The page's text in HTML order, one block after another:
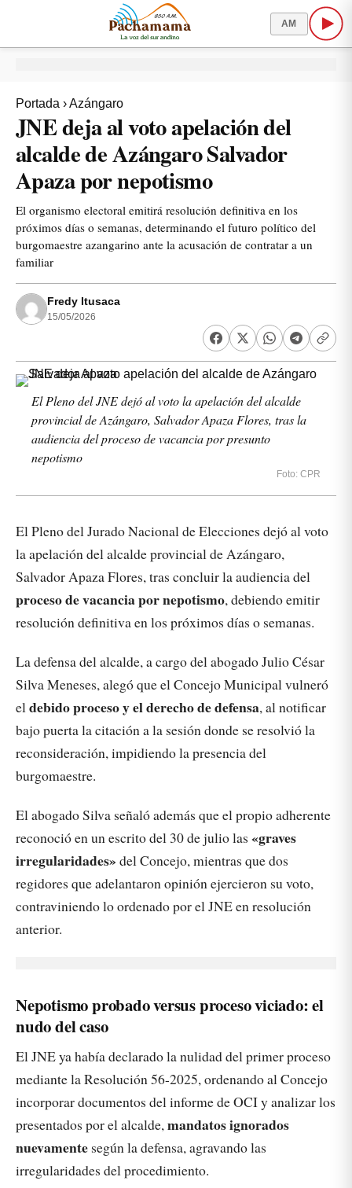
AM
Portada ›Azángaro
JNE deja al voto apelación del
alcalde de Azángaro Salvador
Apaza por nepotismo
El organismo electoral emitirá resolución definitiva en los
próximos días o semanas, determinando el futuro político del
burgomaestre azangarino ante la acusación de contratar a un
familiar
Fredy Itusaca
15/05/2026
El Pleno del JNE dejó al voto la apelación del alcalde
provincial de Azángaro, Salvador Apaza Flores, tras la
audiencia del proceso de vacancia por presunto
nepotismo
Foto: CPR
El Pleno del Jurado Nacional de Elecciones dejó al voto
la apelación del alcalde provincial de Azángaro,
Salvador Apaza Flores, tras concluir la audiencia del
proceso de vacancia por nepotismo, debiendo emitir
resolución definitiva en los próximos días o semanas.
La defensa del alcalde, a cargo del abogado Julio César
Silva Meneses, alegó que el Concejo Municipal vulneró
eldebido proceso y el derecho de defensa, al notificar
bajo puerta la citación a la sesión donde se resolvió la
reconsideración, impidiendo la presencia del
burgomaestre.
El abogado Silva señaló además que el propio adherente
reconoció en un escrito del 30 de julio las «graves
irregularidades» del Concejo, mientras que dos
regidores que adelantaron opinión ejercieron su voto,
contraviniendo lo ordenado por el JNE en resolución
anterior.
Nepotismo probado versus proceso viciado: el
nudo del caso
El JNE ya había declarado la nulidad del primer proceso
mediante la Resolución 56-2025, ordenando al Concejo
incorporar documentos del informe de OCI y analizar los
presentados por el alcalde,mandatos ignorados
nuevamente según la defensa, agravando las
irregularidades del procedimiento.